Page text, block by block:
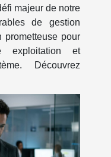
majeur de notre
de gestion
prometteuse pour
exploitation et
Découvrez